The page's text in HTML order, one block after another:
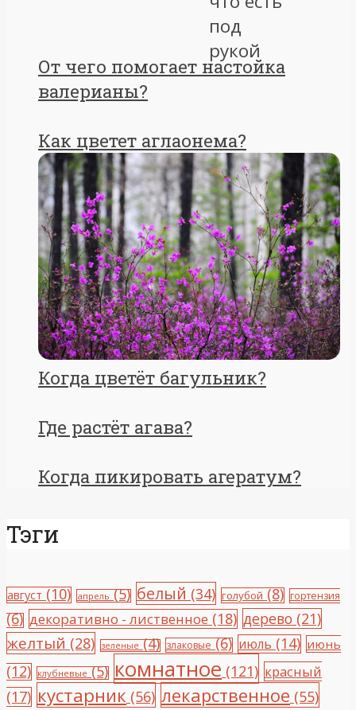
От чего помогает настойка
валерианы?
Как цветет аглаонема?
Когда цветёт багульник?
Где растёт агава?
Когда пикировать агератум?
Тэги
август(10) апрель(5) белый (34) голубой(8) гортензия
(6) декоративно - лиственное (18) дерево (21)
желтый (28) зеленые(4) злаковые(6) июль (14) июнь
(12) клубневые(5) комнатное (121) красный
(17) кустарник (56) лекарственное (55)